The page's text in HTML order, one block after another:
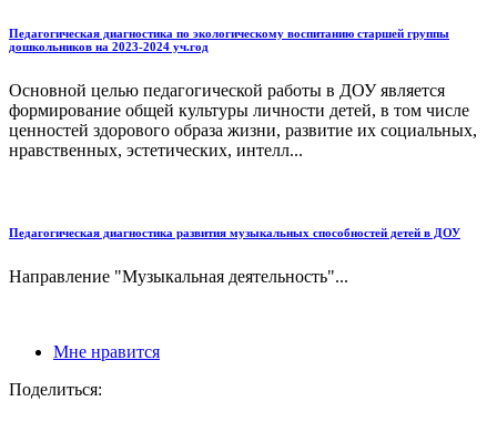
Педагогическая диагностика по экологическому воспитанию старшей группы
дошкольников на 2023-2024 уч.год
Основной целью педагогической работы в ДОУ является
формирование общей культуры личности детей, в том числе
ценностей здорового образа жизни, развитие их социальных,
нравственных, эстетических, интелл...
Педагогическая диагностика развития музыкальных способностей детей в ДОУ
Направление "Музыкальная деятельность"...
Мне нравится
Поделиться: